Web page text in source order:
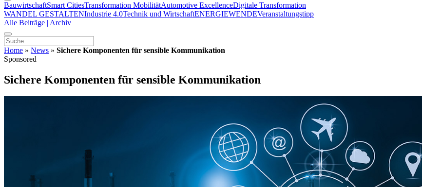
BauwirtschaftSmart CitiesTransformation MobilitätAutomotive ExcellenceDigitale Transformation
WANDEL GESTALTENIndustrie 4.0Technik und WirtschaftENERGIEWENDEVeranstaltungstipp
Alle Beiträge | Archiv
Home » News » Sichere Komponenten für sensible Kommunikation
Sponsored
Sichere Komponenten für sensible Kommunikation